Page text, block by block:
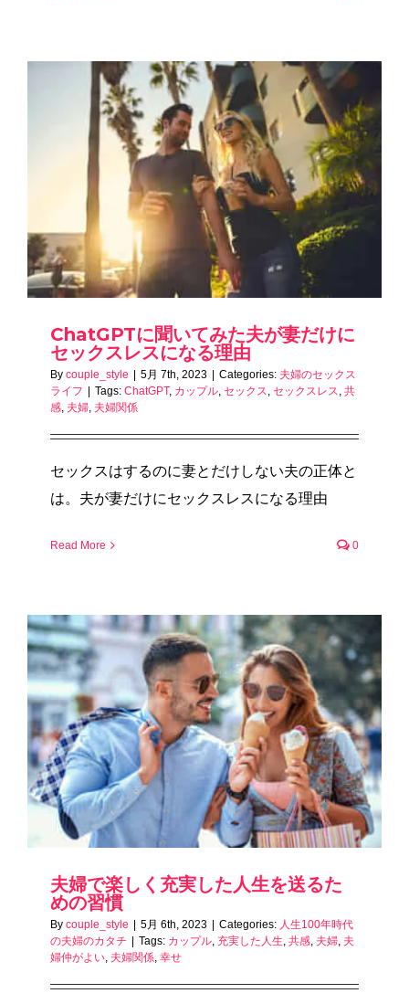
ChatGPTに聞いてみた夫が妻だけに
セックスレスになる理由
By couple_style 5月 7th, 2023 Categories: 夫婦のセックス
ライフ
Tags: ChatGPT, カップル, セックス, セックスレス, 共
感, 夫婦, 夫婦関係
セックスはするのに妻とだけしない夫の正体と
は。夫が妻だけにセックスレスになる理由
Read More 0
夫婦で楽しく充実した人生を送るた
めの習慣
By couple_style 5月 6th, 2023 Categories: 人生100年時代
の夫婦のカタチ
Tags: カップル, 充実した人生, 共感, 夫婦, 夫
婦仲がよい, 夫婦関係, 幸せ